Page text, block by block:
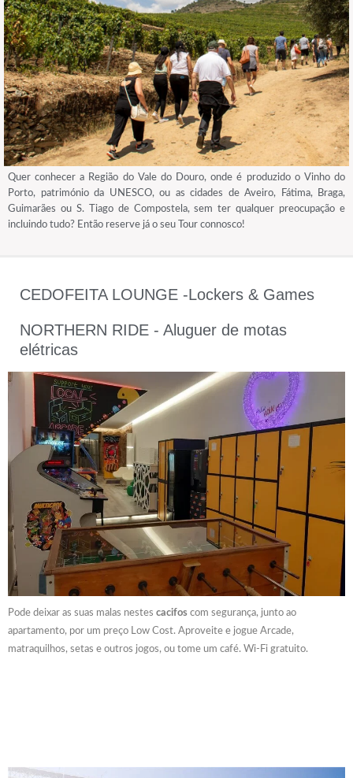
Quer conhecer a Região do Vale do Douro, onde é produzido o Vinho do
Porto, património da UNESCO, ou as cidades de Aveiro, Fátima, Braga,
Guimarães ou S. Tiago de Compostela, sem ter qualquer preocupação e
incluindo tudo? Então reserve já o seu Tour connosco!
CEDOFEITA LOUNGE -Lockers & Games
NORTHERN RIDE - Aluguer de motas
elétricas
Pode deixar as suas malas nestes cacifos com segurança, junto ao
apartamento, por um preço Low Cost. Aproveite e jogue Arcade,
matraquilhos, setas e outros jogos, ou tome um café. Wi-Fi gratuito.